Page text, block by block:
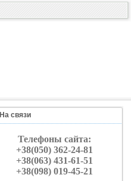
На связи
Телефоны сайта:
+38(050) 362-24-81
+38(063) 431-61-51
+38(098) 019-45-21